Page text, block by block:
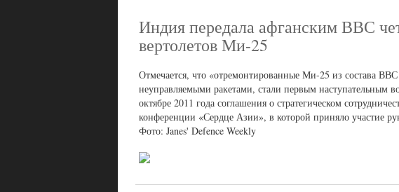
Индия передала афганским ВВС
вертолетов Ми-25
Отмечается, что «отремонтированные Ми-25 из состава
неуправляемыми ракетами, стали первым наступательным
октябре 2011 года соглашения о стратегическом
конференции «Сердце Азии», в которой приняло участие
Фото: Janes' Defence Weekly